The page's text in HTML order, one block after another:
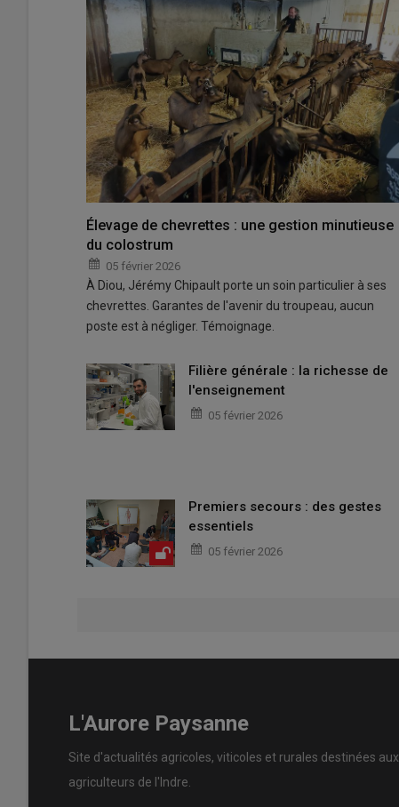
Élevage de chevrettes : une gestion minutieuse
du colostrum
05 février 2026
À Diou, Jérémy Chipault porte un soin particulier à ses
chevrettes. Garantes de l'avenir du troupeau, aucun
poste est à négliger. Témoignage.
Filière générale : la richesse de
l'enseignement
05 février 2026
Premiers secours : des gestes
essentiels
05 février 2026
L'Aurore Paysanne
Site d'actualités agricoles, viticoles et rurales destinées aux
agriculteurs de l'Indre.